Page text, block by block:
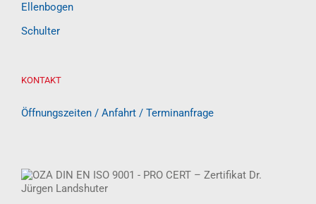
Ellenbogen
Schulter
KONTAKT
Öffnungszeiten / Anfahrt / Terminanfrage